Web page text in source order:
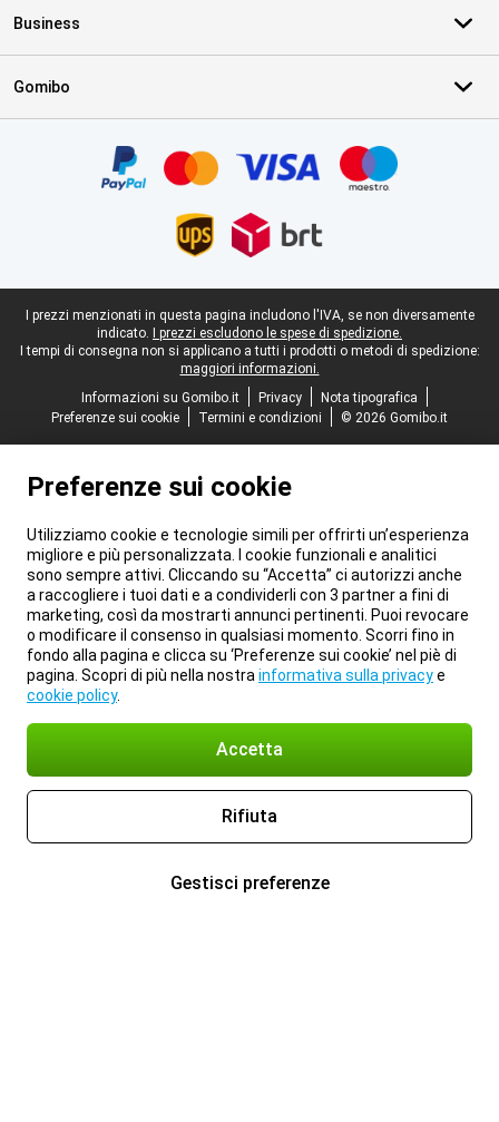
Business
Gomibo
Piè di pagina legale
I prezzi menzionati in questa pagina includono l'IVA, se non diversamente
indicato.
I prezzi escludono le spese di spedizione.
I tempi di consegna non si applicano a tutti i prodotti o metodi di spedizione:
maggiori informazioni.
Informazioni su Gomibo.it
Privacy
Nota tipografica
Preferenze sui cookie
Termini e condizioni © 2026 Gomibo.it
Preferenze sui cookie
Utilizziamo cookie e tecnologie simili per offrirti un’esperienza
migliore e più personalizzata. I cookie funzionali e analitici
sono sempre attivi. Cliccando su “Accetta” ci autorizzi anche
a raccogliere i tuoi dati e a condividerli con 3 partner a fini di
marketing, così da mostrarti annunci pertinenti. Puoi revocare
o modificare il consenso in qualsiasi momento. Scorri fino in
fondo alla pagina e clicca su ‘Preferenze sui cookie’ nel piè di
pagina. Scopri di più nella nostra informativa sulla privacye
cookie policy.
Accetta
Rifiuta
Gestisci preferenze